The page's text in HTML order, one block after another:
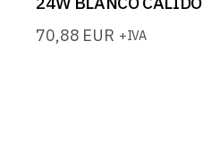
70,88 EUR +IVA